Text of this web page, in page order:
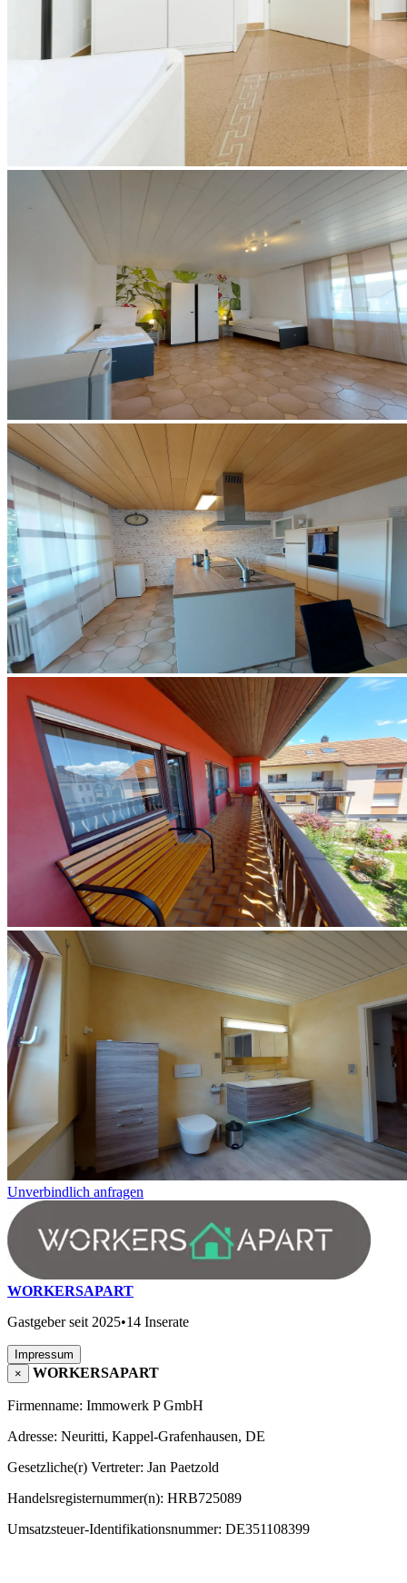
Unverbindlich anfragen
WORKERSAPART
Gastgeber seit 2025•14 Inserate
Impressum
×
WORKERSAPART
Firmenname: Immowerk P GmbH
Adresse: Neuritti, Kappel-Grafenhausen, DE
Gesetzliche(r) Vertreter: Jan Paetzold
Handelsregisternummer(n): HRB725089
Umsatzsteuer-Identifikationsnummer: DE351108399